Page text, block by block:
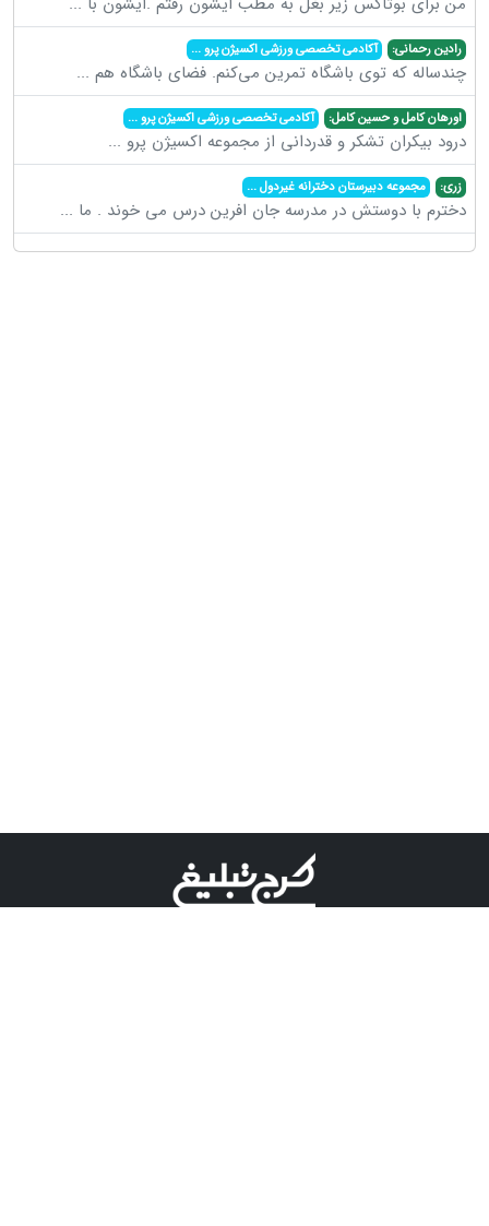
رادین رحمانی: آکادمی تخصصی ورزشی اکسیژن پرو...
چندساله که توی باشگاه تمرین می‌کنم. فضای باشگاه هم ...
اورهان کامل و حسین کامل: آکادمی تخصصی ورزشی اکسیژن پرو...
درود بیکران تشکر و قدردانی از مجموعه اکسیژن پرو ...
زری: مجموعه دبیرستان دخترانه غیردول...
دخترم با دوستش در مدرسه جان افرین درس می خوند . ما ...